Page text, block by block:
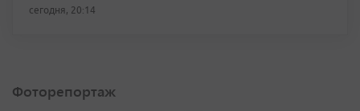
сегодня, 20:14
Фоторепортаж